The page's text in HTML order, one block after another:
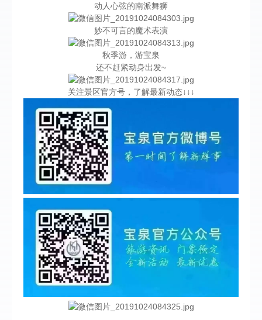
动人心弦的南派舞狮
妙不可言的魔术表演
秋季游，游宝泉
还不赶紧动身出发~
关注景区官方号，了解最新动态↓↓↓